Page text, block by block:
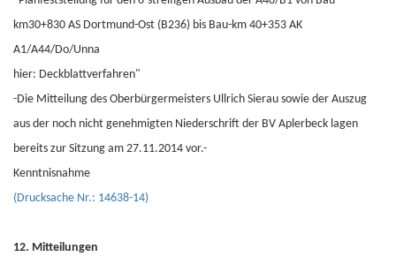
km30+830 AS Dortmund-Ost (B236) bis Bau-km 40+353 AK
A1/A44/Do/Unna
hier: Deckblattverfahren"
-Die Mitteilung des Oberbürgermeisters Ullrich Sierau sowie der Auszug
aus der noch nicht genehmigten Niederschrift der BV Aplerbeck lagen
bereits zur Sitzung am 27.11.2014 vor.-
Kenntnisnahme
(Drucksache Nr.: 14638-14)
12. Mitteilungen